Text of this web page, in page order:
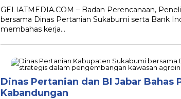
GELIATMEDIA.COM – Badan Perencanaan,
bersama Dinas Pertanian Sukabumi serta Bank
membahas kerja…
Dinas Pertanian dan BI Jabar
Kabandungan